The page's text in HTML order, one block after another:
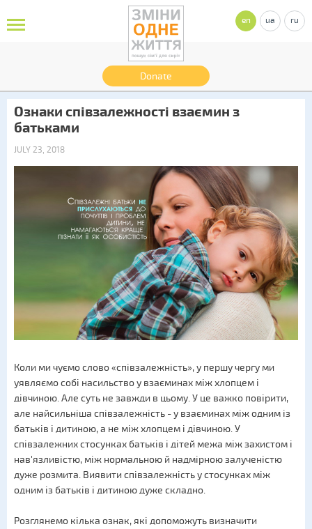
Donate
en ua ru
Ознаки співзалежності взаємин з
батьками
JULY 23, 2018
Коли ми чуємо слово «співзалежність», у першу чергу ми
уявляємо собі насильство у взаєминах між хлопцем і
дівчиною. Але суть не завжди в цьому. У це важко повірити,
але найсильніша співзалежність - у взаєминах між одним із
батьків і дитиною, а не між хлопцем і дівчиною. У
співзалежних стосунках батьків і дітей межа між захистом і
нав'язливістю, між нормальною й надмірною залученістю
дуже розмита. Виявити співзалежність у стосунках між
одним із батьків і дитиною дуже складно.
Розглянемо кілька ознак, які допоможуть визначити